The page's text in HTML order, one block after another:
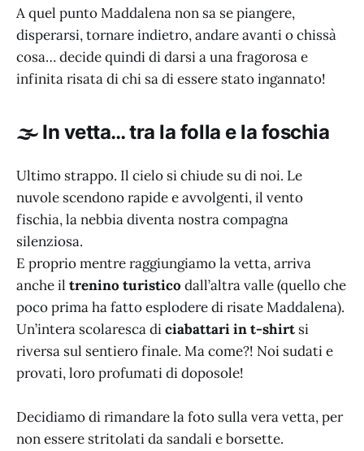
A quel punto Maddalena non sa se piangere,
disperarsi, tornare indietro, andare avanti o chissà
cosa… decide quindi di darsi a una fragorosa e
infinita risata di chi sa di essere stato ingannato!
🌫️ In vetta… tra la folla e la foschia
Ultimo strappo. Il cielo si chiude su di noi. Le
nuvole scendono rapide e avvolgenti, il vento
fischia, la nebbia diventa nostra compagna
silenziosa.
E proprio mentre raggiungiamo la vetta, arriva
anche il trenino turistico dall’altra valle (quello che
poco prima ha fatto esplodere di risate Maddalena).
Un’intera scolaresca diciabattari in t-shirt si
riversa sul sentiero finale. Ma come?! Noi sudati e
provati, loro profumati di doposole!
Decidiamo di rimandare la foto sulla vera vetta, per
non essere stritolati da sandali e borsette.